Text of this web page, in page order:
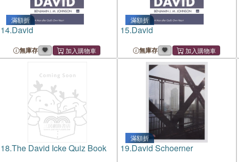
滿額折
14.David
無庫存
滿額折
15.David
無庫存
18.The David Icke Quiz Book
滿額折
19.David Schoerner